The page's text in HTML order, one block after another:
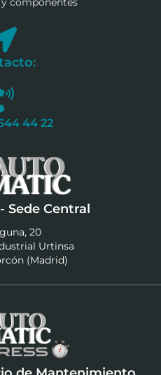
44 22
Sede Central
20
Urtinsa
(Madrid)